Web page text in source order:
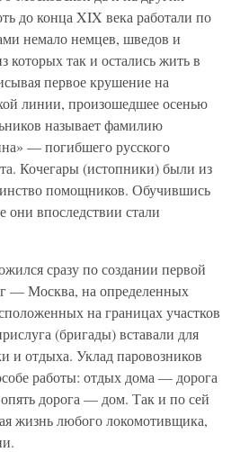
до конца XIX века работали по
немало немцев, шведов и
которых так и остались жить в
первое крушение на
линии, произошедшее осенью
называет фамилию
— погибшего русского
Кочегары (истопники) были из
помощников. Обучившись
они впоследствии стали
сразу по создании первой
— Москва, на определенных
на границах участков
(бригады) вставали для
и отдыха. Уклад паровозников
работы: отдых дома — дорога
дорога — дом. Так и по сей
жизнь любого локомотивщика,